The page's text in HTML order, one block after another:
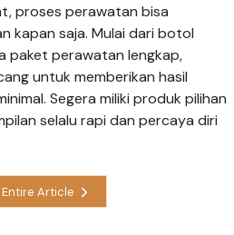
proses perawatan bisa
kapan saja. Mulai dari botol
paket perawatan lengkap,
untuk memberikan hasil
Segera miliki produk pilihan
selalu rapi dan percaya diri
Entire Article